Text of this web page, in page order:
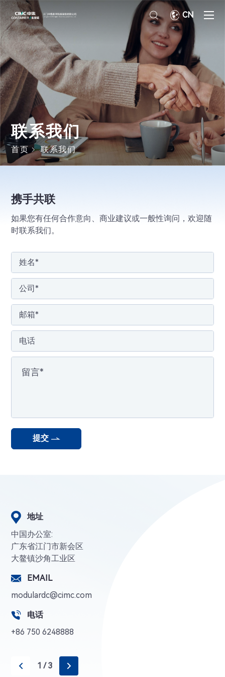
CN
联系我们
首页 联系我们
携手共联
如果您有任何合作意向、商业建议或一般性询问，欢迎随
时联系我们。
提交
地址
中国办公室:
广东省江门市新会区
大鳌镇沙角工业区
EMAIL
modulardc@cimc.com
电话
+86 750 6248888
1 /3
地址
EMAIL
电话
1 /3
地址
EMAIL
电话
1 /3